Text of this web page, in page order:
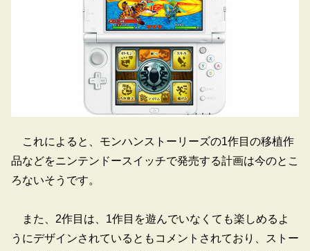
これによると、モンハンストーリーズの1作目の移植作
品などをニンテンドースイッチで発売する計画は今のとこ
ろないそうです。
また、2作目は、1作目を遊んでいなくても楽しめるよ
うにデザインされているともコメントされており、ストー